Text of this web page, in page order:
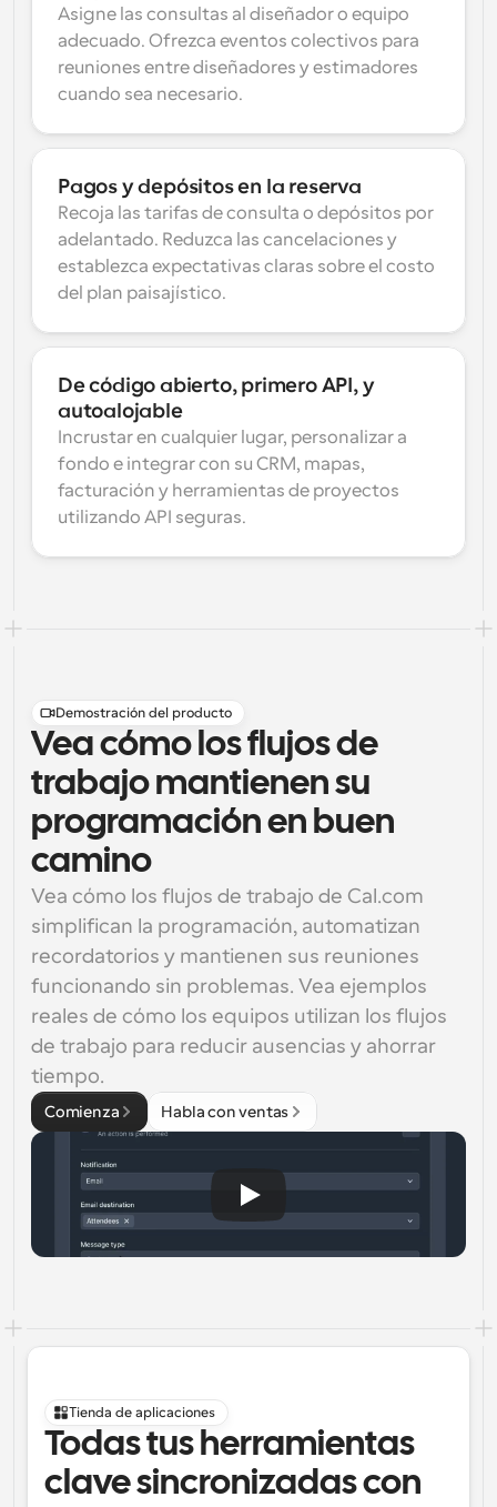
Asigne las consultas al diseñador o equipo
adecuado. Ofrezca eventos colectivos para
reuniones entre diseñadores y estimadores
cuando sea necesario.
Pagos y depósitos en la reserva
Recoja las tarifas de consulta o depósitos por
adelantado. Reduzca las cancelaciones y
establezca expectativas claras sobre el costo
del plan paisajístico.
De código abierto, primero API, y
autoalojable
Incrustar en cualquier lugar, personalizar a
fondo e integrar con su CRM, mapas,
facturación y herramientas de proyectos
utilizando API seguras.
Demostración del producto
Vea cómo los flujos de
trabajo mantienen su
programación en buen
camino
Vea cómo los flujos de trabajo de Cal.com
simplifican la programación, automatizan
recordatorios y mantienen sus reuniones
funcionando sin problemas. Vea ejemplos
reales de cómo los equipos utilizan los flujos
de trabajo para reducir ausencias y ahorrar
tiempo.
Comienza Habla con ventas
Tienda de aplicaciones
Todas tus herramientas
clave sincronizadas con